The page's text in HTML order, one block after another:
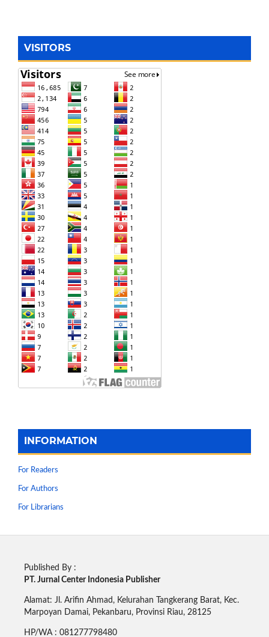
VISITORS
INFORMATION
For Readers
For Authors
For Librarians
Published By :
PT. Jurnal Center Indonesia Publisher
Alamat: Jl. Arifin Ahmad, Kelurahan Tangkerang Barat, Kec.
Marpoyan Damai, Pekanbaru, Provinsi Riau, 28125
HP/WA : 081277798480